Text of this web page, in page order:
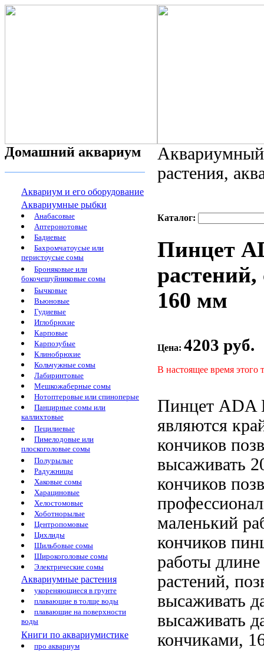
Домашний аквариум
Аквариум и его оборудование
Аквариумные рыбки
Анабасовые
Аптеронотовые
Бадиевые
Бахромчатоусые или
перистоусые сомы
Броняковые или
бокочешуйниковые сомы
Бычковые
Вьюновые
Гудиевые
Иглобрюхие
Карповые
Карпозубые
Клинобрюхие
Кольчужные сомы
Лабиринтовые
Мешкожаберные сомы
Нотоптеровые или спиноперые
Панцирные сомы или
каллихтовые
Пецилиевые
Пимелодовые или
плоскоголовые сомы
Полурылые
Радужницы
Хаковые сомы
Харациновые
Хелостомовые
Хоботнорылые
Центропомовые
Цихлиды
Шильбовые сомы
Широкоголовые сомы
Электрические сомы
Аквариумные растения
укореняющиеся в грунте
плавающие в толще воды
плавающие на поверхности
воды
Книги по аквариумистике
про аквариум
растения,
Каталог:
Пинцет
160 мм
Цена: 4203 руб.
В настоящее время этого
Пинцет ADA
являются
кончиков
высаживать
кончиков
маленький
кончиков
работы длине
растений,
высаживать
высаживать
кончиками,